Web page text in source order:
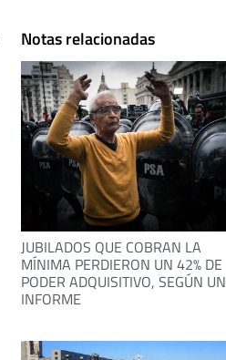
Notas relacionadas
JUBILADOS QUE COBRAN LA
MÍNIMA PERDIERON UN 42% DE
PODER ADQUISITIVO, SEGÚN UN
INFORME